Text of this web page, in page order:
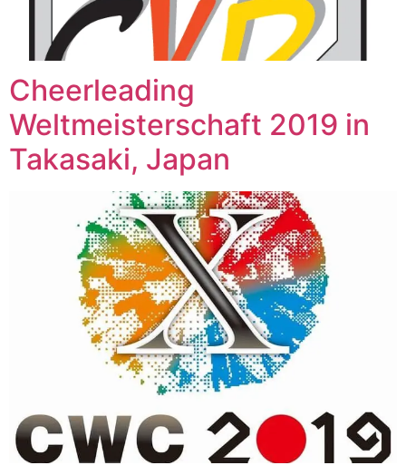
Cheerleading
Weltmeisterschaft 2019 in
Takasaki, Japan